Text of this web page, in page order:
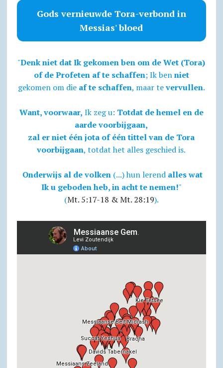
Gods vernieuwde Tora-verbond in
Messias' bloed
"Denk niet dat Ik gekomen ben om de Wet (Tora)
of de Profeten af te schaffen; Ik benniet
gekomen om die af te schaffen, maar tevervullen.
Want, voorwaar, Ik zeg u: Totdat de hemel en de
aarde voorbijgaan,
zal er niet één jota of één tittel van de Tora
voorbijgaan, totdat het alles geschied is.
Onderwijs al de volken(...) hun lerend alles wat
Ik u geboden heb, in acht te nemen!"
(Mt. 5:17-18 & Mt. 28:19).